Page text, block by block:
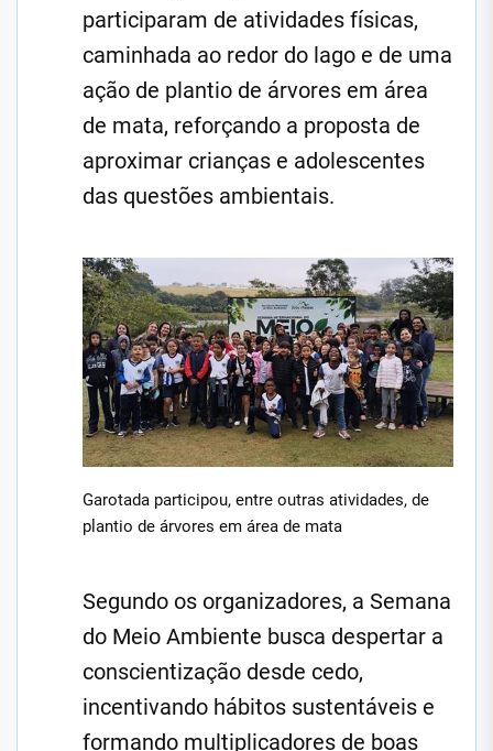
participaram de atividades físicas,
caminhada ao redor do lago e de uma
ação de plantio de árvores em área
de mata, reforçando a proposta de
aproximar crianças e adolescentes
das questões ambientais.
Garotada participou, entre outras atividades, de
plantio de árvores em área de mata
Segundo os organizadores, a Semana
do Meio Ambiente busca despertar a
conscientização desde cedo,
incentivando hábitos sustentáveis e
formando multiplicadores de boas